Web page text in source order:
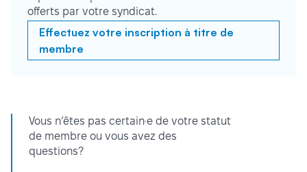
offerts par votre syndicat.
Effectuez votre inscription à titre de
membre
Vous n’êtes pas certain·e de votre statut
de membre ou vous avez des
questions?